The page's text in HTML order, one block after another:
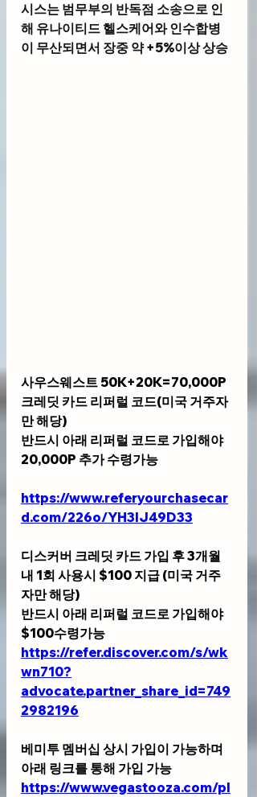
시스는 범무부의 반독점 소송으로 인
해 유나이티드 헬스케어와 인수합병
이 무산되면서 장중 약 +5%이상 상승
사우스웨스트 50K+20K=70,000P
크레딧 카드 리퍼럴 코드(미국 거주자
만 해당)
반드시 아래 리퍼럴 코드로 가입해야
20,000P 추가 수령가능
https://www.referyourchasecar
d.com/226o/YH3IJ49D33
디스커버 크레딧 카드 가입 후 3개월
내 1회 사용시 $100 지급 (미국 거주
자만 해당)
반드시 아래 리퍼럴 코드로 가입해야
$100수령가능
https://refer.discover.com/s/wk
wn710?
advocate.partner_share_id=749
2982196
베미투 멤버십 상시 가입이 가능하며
아래 링크를 통해 가입 가능
https://www.vegastooza.com/pl